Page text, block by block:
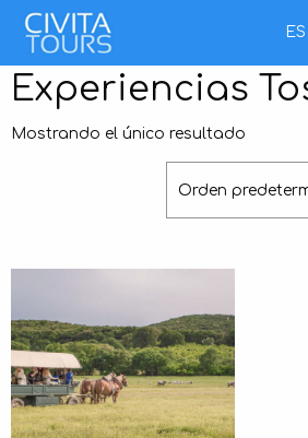
ES
Inicio / Experiencias Toscana
Experiencias
Mostrando el único resultado